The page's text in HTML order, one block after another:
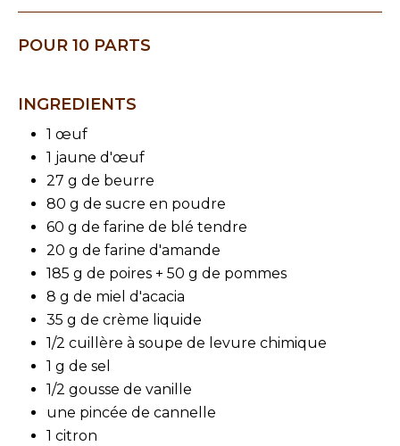
POUR 10 PARTS
INGREDIENTS
1 œuf
1 jaune d'œuf
27 g de beurre
80 g de sucre en poudre
60 g de farine de blé tendre
20 g de farine d'amande
185 g de poires + 50 g de pommes
8 g de miel d'acacia
35 g de crème liquide
1/2 cuillère à soupe de levure chimique
1 g de sel
1/2 gousse de vanille
une pincée de cannelle
1 citron